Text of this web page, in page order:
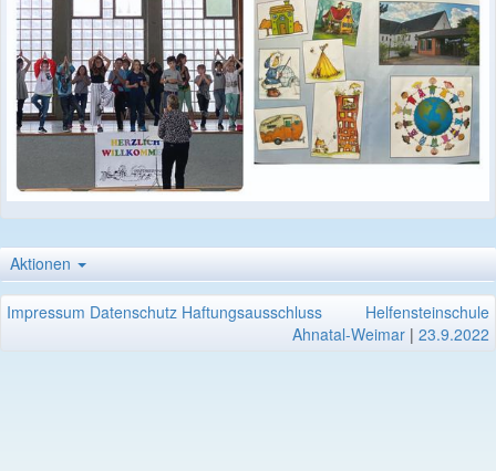
Aktionen
Impressum Datenschutz Haftungsausschluss
Helfensteinschule
Ahnatal-Weimar | 23.9.2022